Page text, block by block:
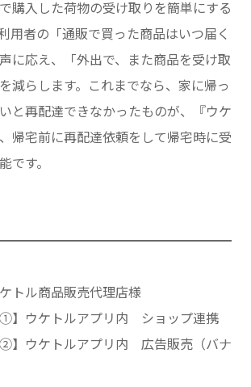
購入した荷物の受け取りを簡単にする
用者の「通販で買った商品はいつ届く
に応え、「外出で、また商品を受け取
減らします。これまでなら、家に帰っ
と再配達できなかったものが、『ウケ
帰宅前に再配達依頼をして帰宅時に受
です。
トル商品販売代理店様
①】ウケトルアプリ内 ショップ連携
②】ウケトルアプリ内 広告販売（バナ